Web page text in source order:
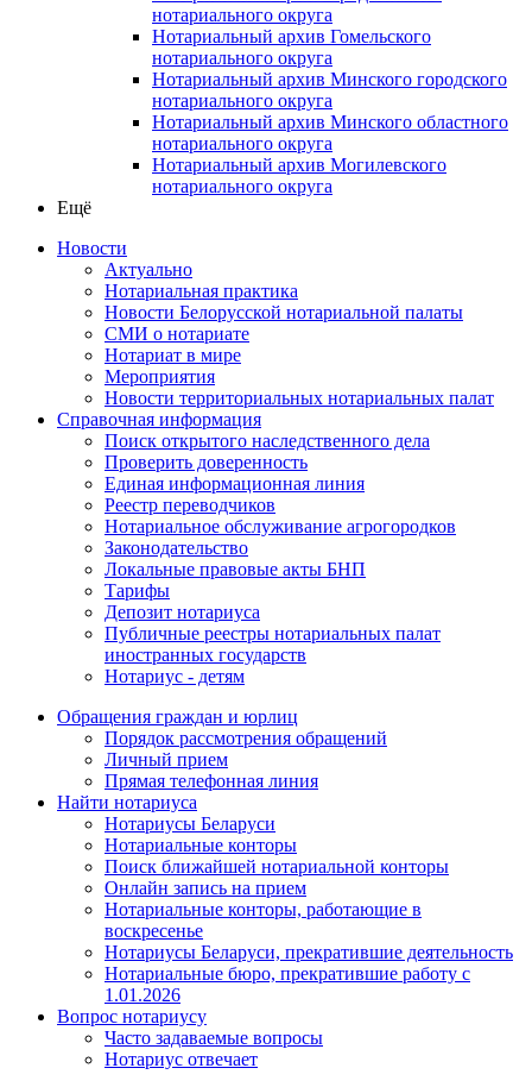
нотариального округа
Нотариальный архив Гомельского
нотариального округа
Нотариальный архив Минского городского
нотариального округа
Нотариальный архив Минского областного
нотариального округа
Нотариальный архив Могилевского
нотариального округа
Ещё
Новости
Актуально
Нотариальная практика
Новости Белорусской нотариальной палаты
СМИ о нотариате
Нотариат в мире
Мероприятия
Новости территориальных нотариальных палат
Справочная информация
Поиск открытого наследственного дела
Проверить доверенность
Единая информационная линия
Реестр переводчиков
Нотариальное обслуживание агрогородков
Законодательство
Локальные правовые акты БНП
Тарифы
Депозит нотариуса
Публичные реестры нотариальных палат
иностранных государств
Нотариус - детям
Обращения граждан и юрлиц
Порядок рассмотрения обращений
Личный прием
Прямая телефонная линия
Найти нотариуса
Нотариусы Беларуси
Нотариальные конторы
Поиск ближайшей нотариальной конторы
Онлайн запись на прием
Нотариальные конторы, работающие в
воскресенье
Нотариусы Беларуси, прекратившие деятельность
Нотариальные бюро, прекратившие работу с
1.01.2026
Вопрос нотариусу
Часто задаваемые вопросы
Нотариус отвечает